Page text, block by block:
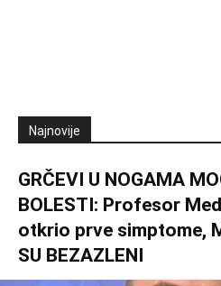
Najnovije
GRČEVI U NOGAMA
BOLESTI: Profesor
otkrio prve simptome,
SU BEZAZLENI